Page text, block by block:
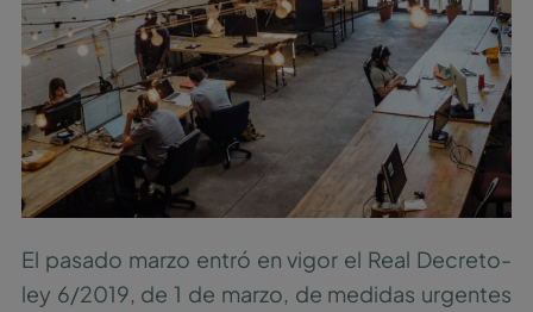
El pasado marzo entró en vigor el Real Decreto-
ley 6/2019, de 1 de marzo, de medidas urgentes